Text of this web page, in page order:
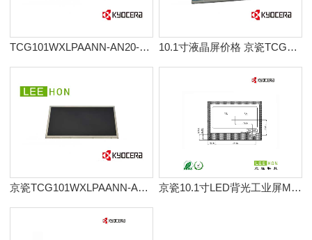
TCG101WXLPAANN-AN20-SA京瓷液晶屏 10.1寸TFT触摸屏 10.1寸液晶屏价格 京瓷TCG101WXLPAAFA-AA20触摸液晶屏
京瓷TCG101WXLPAANN-AN20-S宽温液晶屏 10.1寸液晶屏LVDS接口 京瓷10.1寸LED背光工业屏MCG101WXLABBNN-GNx12